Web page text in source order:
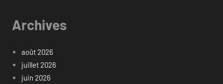
Archives
août 2026
juillet 2026
juin 2026